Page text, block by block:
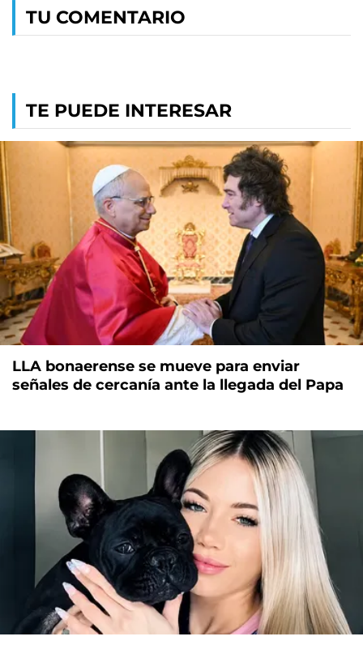
TU COMENTARIO
TE PUEDE INTERESAR
LLA bonaerense se mueve para enviar
señales de cercanía ante la llegada del Papa